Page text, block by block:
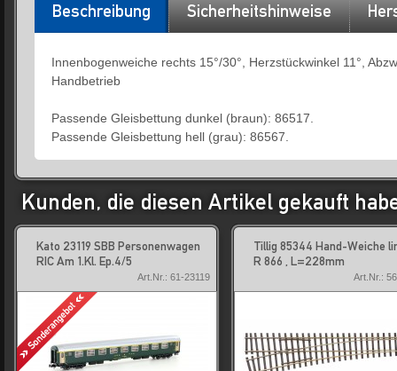
Beschreibung Sicherheitshinweise
Innenbogenweiche rechts 15°/30°, Herzstückwinkel 11°,
Handbetrieb
Passende Gleisbettung dunkel (braun): 86517.
Passende Gleisbettung hell (grau): 86567.
Kunden, die diesen Artikel gekauft
Kato 23119 SBB Personenwagen
RIC Am 1.Kl. Ep.4/5
Art.Nr.: 61-23119
Tillig 85344 Hand-Weiche
R 866 , L=228mm
Art.Nr.: